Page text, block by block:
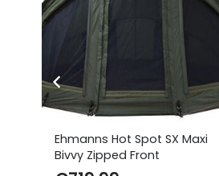
Ehmanns Hot Spot SX Maxi
Bivvy Zipped Front